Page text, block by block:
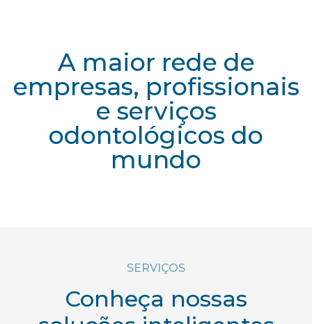
A maior rede de
empresas, profissionais
e serviços
odontológicos do
mundo
SERVIÇOS
Conheça nossas